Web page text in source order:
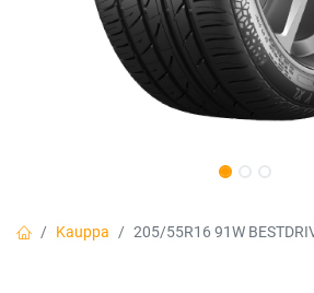
Kauppa 205/55R16 91W